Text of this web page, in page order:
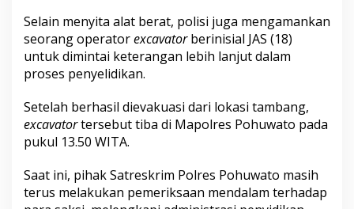
Selain menyita alat berat, polisi juga mengamankan
seorang operatorexcavatorberinisial JAS (18)
untuk dimintai keterangan lebih lanjut dalam
proses penyelidikan.
Setelah berhasil dievakuasi dari lokasi tambang,
excavatortersebut tiba di Mapolres Pohuwato pada
pukul 13.50 WITA.
Saat ini, pihak Satreskrim Polres Pohuwato masih
terus melakukan pemeriksaan mendalam terhadap